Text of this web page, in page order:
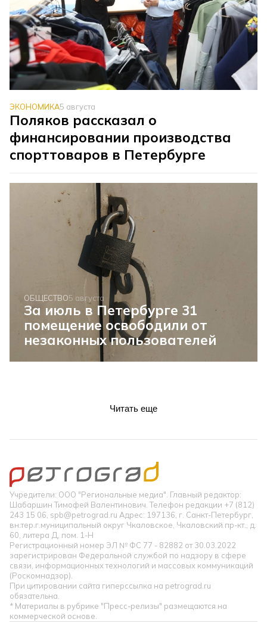
ЭКОНОМИКА5 августа
Поляков рассказал о
финансировании производства
спорттоваров в Петербурге
ОБЩЕСТВО5 августа
За июль в Петербурге 31
помещение освободили от
незаконных пользователей
Читать еще
Учредители: ООО "Региональные медиа". Главный редактор:
Шабаршин Тимофей Валентинович. Телефон редакции +7 (812)
243 15 06, spb@petrograd.ru Адрес: 197136, г. Санкт-Петербург,
вн.тер.г.муниципальный округ Чкаловское, Чкаловский пр-кт., д.
60, литера Д, пом. 1-Н
Регистрационный номер ЭЛ № ФС 77 - 82882 от 30.03.2022
зарегистрирован Федеральной службой по надзору в сфере
связи, информационных технологий и массовых коммуникаций
(Роскомнадзор).
При цитировании сайта гиперссылка на petrograd.ru
обязательна.
* Материалы в рубрике "Пресс-релизы" размещаются на
коммерческой основе.